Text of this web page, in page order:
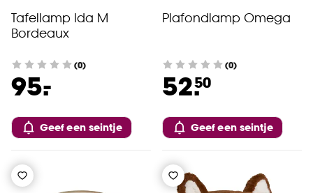
Tafellamp Ida M
Bordeaux
(0)
95.
-
Geef een seintje
Plafondlamp Omega
(0)
52.50
Geef een seintje